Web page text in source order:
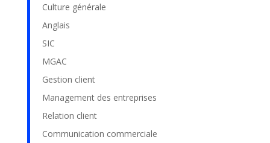
Culture générale
Anglais
SIC
MGAC
Gestion client
Management des entreprises
Relation client
Communication commerciale